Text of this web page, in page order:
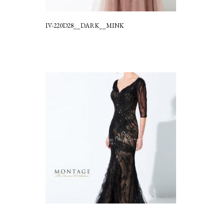
IV-220D28__DARK__MINK